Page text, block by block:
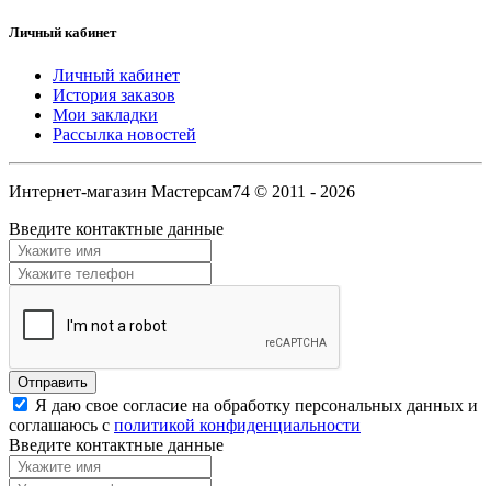
Личный кабинет
Личный кабинет
История заказов
Мои закладки
Рассылка новостей
Интернет-магазин Мастерсам74 © 2011 - 2026
Введите контактные данные
Я даю свое согласие на обработку персональных данных и
соглашаюсь с политикой конфиденциальности
Введите контактные данные